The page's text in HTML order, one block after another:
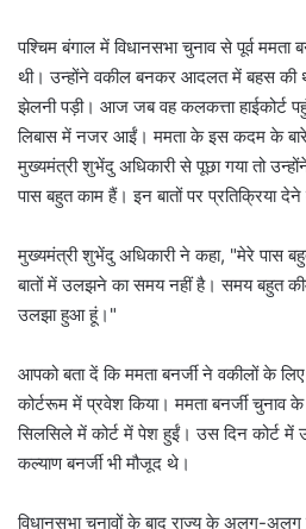
पश्चिम बंगाल में विधानसभा चुनाव से पूर्व
थी। उन्होंने वकील बनकर आदलत में बहस की
झेलनी पड़ी। आज जब वह कलकत्ता हाईकोर्ट
लिबास में नजर आईं। ममता के इस कदम के
मुख्यमंत्री शुभेंदु अधिकारी से पूछा गया तो
पास बहुत काम हैं। इन बातों पर प्रतिक्रिया
मुख्यमंत्री शुभेंदु अधिकारी ने कहा, "मेरे पास
बातों में उलझने का समय नहीं है। समय बहुत
उलझा हुआ हूं।"
आपको बता दें कि ममता बनर्जी ने वकीलों के
कोर्टरूम में प्रवेश किया। ममता बनर्जी चुनाव
सिलसिले में कोर्ट में पेश हुईं। उस दिन कोर्ट में
कल्याण बनर्जी भी मौजूद थे।
विधानसभा चुनावों के बाद राज्य के अलग-अलग